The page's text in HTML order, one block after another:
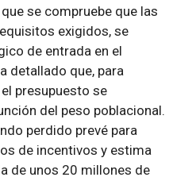
se compruebe que las
exigidos, se
de entrada en el
detallado que, para
presupuesto se
del peso poblacional.
perdido prevé para
de incentivos y estima
de unos 20 millones de